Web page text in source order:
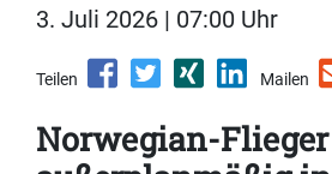
3. Juli 2026 | 07:00 Uhr
Teilen Mailen
Norwegian-